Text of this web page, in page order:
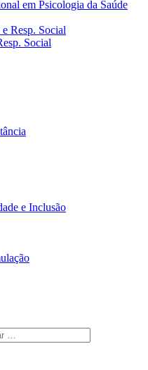
em Psicologia da Saúde
Resp. Social
Social
e Inclusão